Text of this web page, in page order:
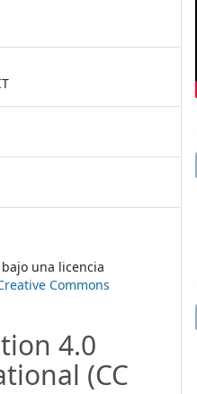
una licencia
Commons
4.0
(CC